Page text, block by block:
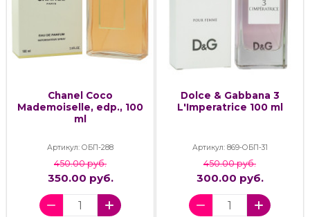
Chanel Coco
Mademoiselle, edp., 100
ml
Артикул: ОБП-288
450.00 руб.
350.00 руб.
Dolce & Gabbana 3
L'Imperatrice 100 ml
Артикул: 869-ОБП-31
450.00 руб.
300.00 руб.